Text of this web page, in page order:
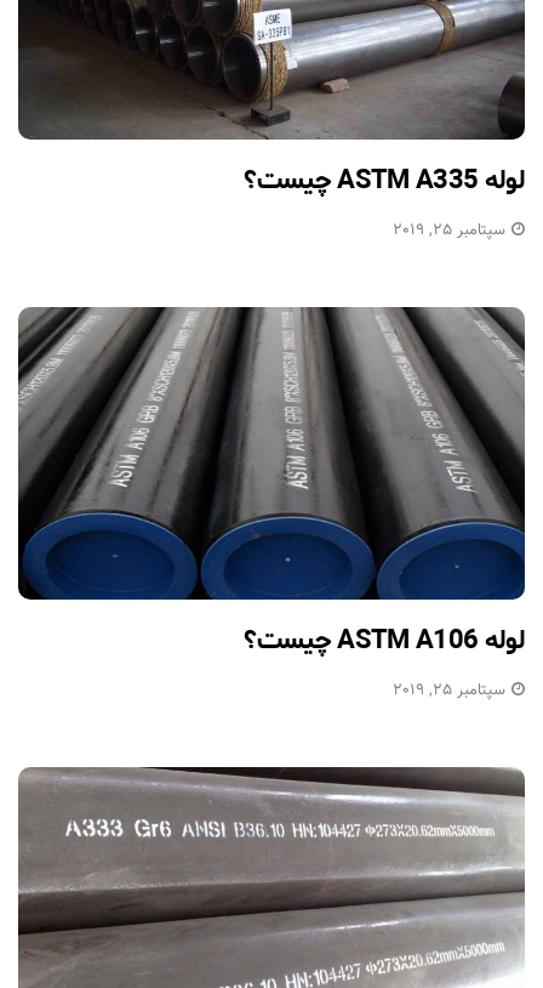
لوله ASTM A335 چیست؟
سپتامبر 25, 2019
لوله‌ ASTM A106 چیست؟
سپتامبر 25, 2019